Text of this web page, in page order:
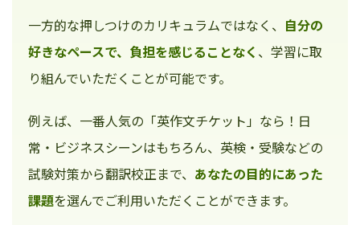
一方的な押しつけのカリキュラムではなく、 自分の
好きなペースで、負担を感じることなく 、学習に取
り組んでいただくことが可能です。
例えば、一番人気の「英作文チケット」なら！日
常・ビジネスシーンはもちろん、英検・受験などの
試験対策から翻訳校正まで、 あなたの目的にあった
課題を選んでご利用いただくことができます。